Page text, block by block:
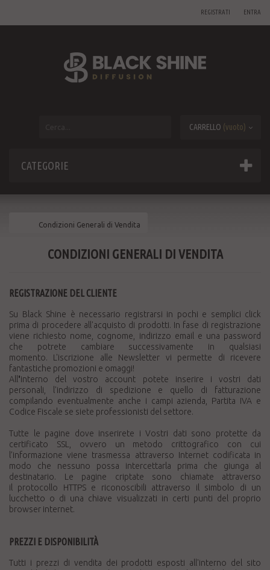
ENTRA
REGISTRATI
CARRELLO (vuoto)
CATEGORIE
Condizioni Generali di Vendita
CONDIZIONI GENERALI DI VENDITA
REGISTRAZIONE DEL CLIENTE
Su Black Shine è necessario registrarsi in pochi e semplici click
prima di procedere all'acquisto di prodotti. In fase di registrazione
viene richiesto nome, cognome, indirizzo email e una password
che potrete cambiare successivamente in qualsiasi
momento. L'iscrizione alle Newsletter vi permette di ricevere
fantastiche promozioni e omaggi!
All 'interno del vostro account potete inserire i vostri dati
personali, l'indirizzo di spedizione e quello di fatturazione
compilando eventualmente anche i campi azienda, Partita IVA e
Codice Fiscale se siete professionisti del settore.
Tutte le pagine dove inserirete i Vostri dati sono protette da
certificato SSL, ovvero un metodo crittografico con cui
l’informazione viene trasmessa attraverso Internet codificata in
modo che nessuno possa intercettarla prima che giunga al
destinatario. Le pagine criptate sono chiamate attraverso
il protocollo HTTPS e riconoscibili attraverso il simbolo di un
lucchetto o di una chiave visualizzati in certi punti del proprio
browser internet.
PREZZI E DISPONIBILITÀ
Tutti i prezzi di vendita dei prodotti esposti all'interno del sito